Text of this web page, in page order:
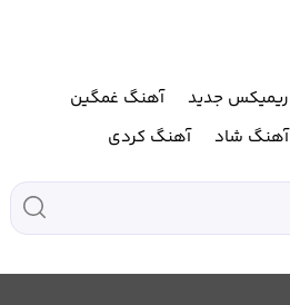
ریمیکس جدید
آهنگ غمگین
آهنگ شاد آهنگ کردی